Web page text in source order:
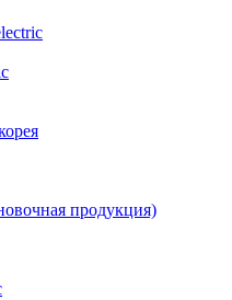
продукция)